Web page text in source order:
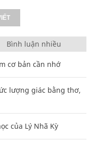
Bình luận nhiều
cơ bản cần nhớ
lượng giác bằng thơ,
của Lý Nhã Kỳ